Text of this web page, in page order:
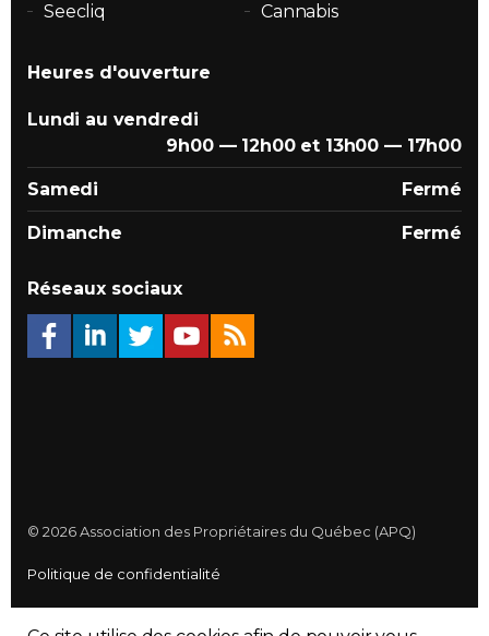
Seecliq
Cannabis
Heures d'ouverture
Lundi au vendredi
9h00 — 12h00 et 13h00 — 17h00
Samedi Fermé
Dimanche Fermé
Réseaux sociaux
© 2026 Association des Propriétaires du Québec (APQ)
Politique de confidentialité